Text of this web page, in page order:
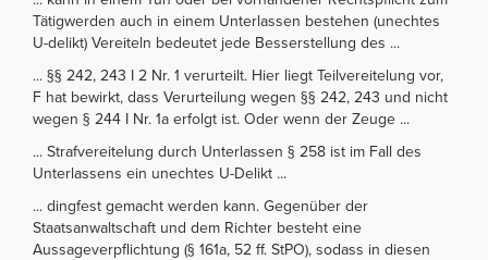
Tätigwerden auch in einem Unterlassen bestehen (unechtes
U-delikt) Vereiteln bedeutet jede Besserstellung des ...
... §§ 242, 243 I 2 Nr. 1 verurteilt. Hier liegt Teilvereitelung vor,
F hat bewirkt, dass Verurteilung wegen §§ 242, 243 und nicht
wegen § 244 I Nr. 1a erfolgt ist. Oder wenn der Zeuge ...
... Strafvereitelung durch Unterlassen § 258 ist im Fall des
Unterlassens ein unechtes U-Delikt ...
... dingfest gemacht werden kann. Gegenüber der
Staatsanwaltschaft und dem Richter besteht eine
Aussageverpflichtung (§ 161a, 52 ff. StPO), sodass in diesen